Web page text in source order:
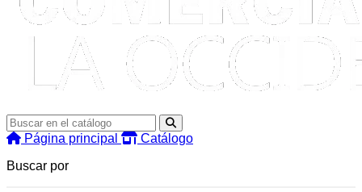
Página principal
Catálogo
Buscar por